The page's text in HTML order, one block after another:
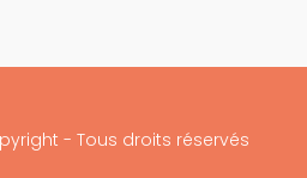
- Tous droits réservés